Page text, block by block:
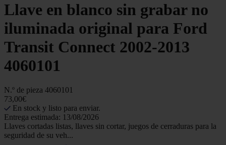
Llave en blanco sin grabar no
iluminada original para Ford
Transit Connect 2002-2013
4060101
N.º de pieza 4060101
73,00€
En stock y listo para enviar.
Entrega estimada: 13/08/2026
Llaves cortadas listas, llaves sin cortar, juegos de cerraduras para la
seguridad de su veh...